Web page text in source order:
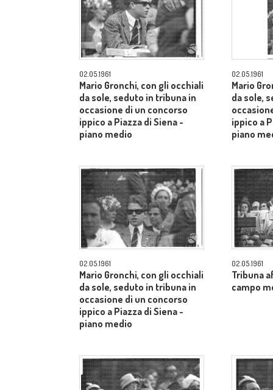
02.05.1961
Mario Gronchi, con gli occhiali
da sole, seduto in tribuna in
occasione di un concorso
ippico a Piazza di Siena -
piano medio
02.05.1961
Mario
da sole,
ippico a
piano
02.05.1961
Mario Gronchi, con gli occhiali
da sole, seduto in tribuna in
occasione di un concorso
ippico a Piazza di Siena -
piano medio
02.05.1961
Tribuna
campo